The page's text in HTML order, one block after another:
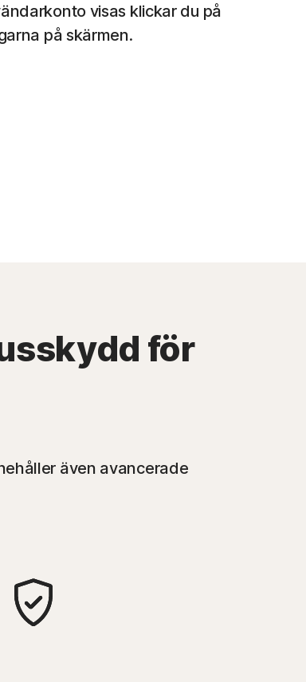
visas klickar du på
på skärmen.
för
även avancerade